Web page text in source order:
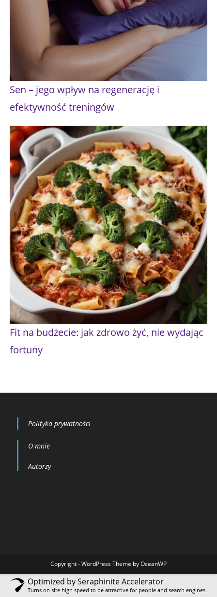
Sen – jego wpływ na regenerację i
efektywność treningów
Fit na budżecie: jak zdrowo żyć, nie wydając
fortuny
Polityka prywatności
O mnie
Autorzy
Copyright - WordPress Theme by OceanWP
Optimized by Seraphinite Accelerator
Turns on site high speed to be attractive for people and search engines.